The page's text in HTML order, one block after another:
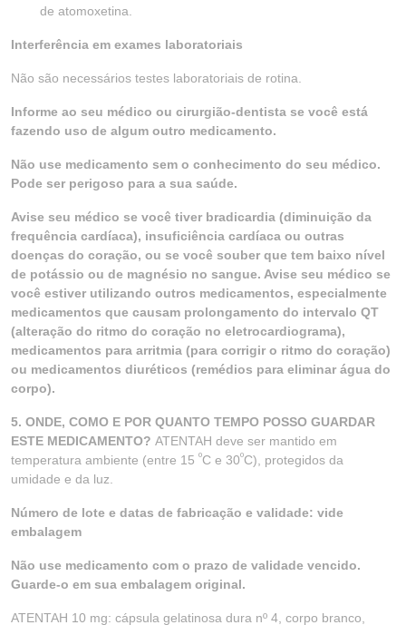
de atomoxetina.
Interferência em exames laboratoriais
Não são necessários testes laboratoriais de rotina.
Informe ao seu médico ou cirurgião-dentista se você está
fazendo uso de algum outro medicamento.
Não use medicamento sem o conhecimento do seu médico.
Pode ser perigoso para a sua saúde.
Avise seu médico se você tiver bradicardia (diminuição da
frequência cardíaca), insuficiência cardíaca ou outras
doenças do coração, ou se você souber que tem baixo nível
de potássio ou de magnésio no sangue. Avise seu médico se
você estiver utilizando outros medicamentos, especialmente
medicamentos que causam prolongamento do intervalo QT
(alteração do ritmo do coração no eletrocardiograma),
medicamentos para arritmia (para corrigir o ritmo do coração)
ou medicamentos diuréticos (remédios para eliminar água do
corpo).
5. ONDE, COMO E POR QUANTO TEMPO POSSO GUARDAR
ESTE MEDICAMENTO? ATENTAH deve ser mantido em
temperatura ambiente (entre 15 ºC e 30ºC), protegidos da
umidade e da luz.
Número de lote e datas de fabricação e validade: vide
embalagem
Não use medicamento com o prazo de validade vencido.
Guarde-o em sua embalagem original.
ATENTAH 10 mg: cápsula gelatinosa dura nº 4, corpo branco,